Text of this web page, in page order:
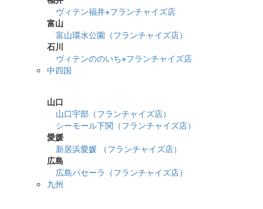
ヴィテン福井※フランチャイズ店
富山
富山環水公園（フランチャイズ店）
石川
ヴィテンののいち※フランチャイズ店
中四国
山口
山口宇部（フランチャイズ店）
シーモール下関（フランチャイズ店）
愛媛
新居浜愛媛 （フランチャイズ店）
広島
広島パセーラ（フランチャイズ店）
九州